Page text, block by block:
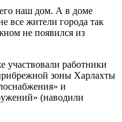
наш дом. А в доме
все жители города так
не появился из
участвовали работники
зоны Харлахты
и
(наводили